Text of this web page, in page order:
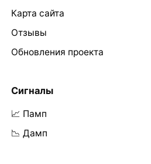
Карта сайта
Отзывы
Обновления проекта
Сигналы
📈 Памп
📉 Дамп